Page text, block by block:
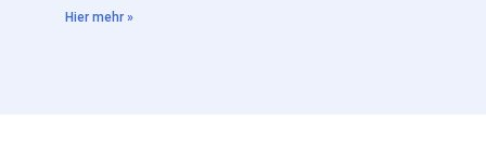
Hier mehr »